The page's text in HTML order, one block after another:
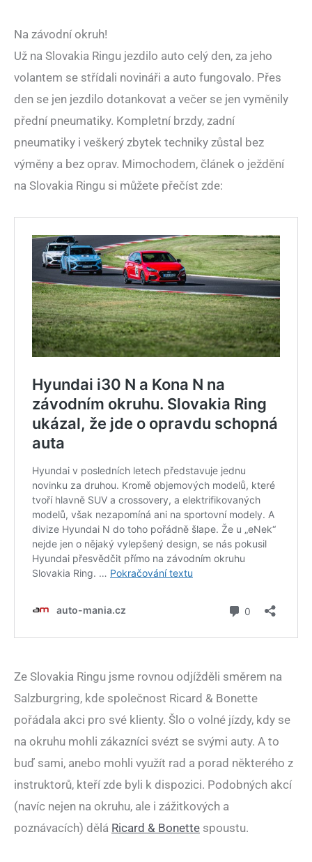
Na závodní okruh!
Už na Slovakia Ringu jezdilo auto celý den, za jeho
volantem se střídali novináři a auto fungovalo. Přes
den se jen jezdilo dotankovat a večer se jen vyměnily
přední pneumatiky. Kompletní brzdy, zadní
pneumatiky i veškerý zbytek techniky zůstal bez
výměny a bez oprav. Mimochodem, článek o ježdění
na Slovakia Ringu si můžete přečíst zde:
Ze Slovakia Ringu jsme rovnou odjížděli směrem na
Salzburgring, kde společnost Ricard & Bonette
pořádala akci pro své klienty. Šlo o volné jízdy, kdy se
na okruhu mohli zákazníci svézt se svými auty. A to
buď sami, anebo mohli využít rad a porad některého z
instruktorů, kteří zde byli k dispozici. Podobných akcí
(navíc nejen na okruhu, ale i zážitkových a
poznávacích) dělá Ricard & Bonette spoustu.